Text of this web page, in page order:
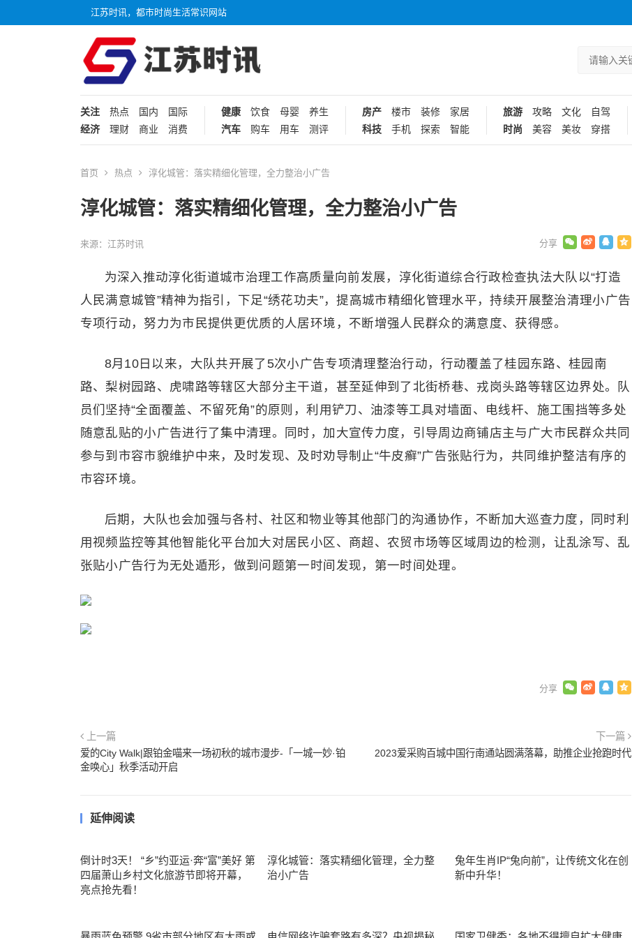
江苏时讯，都市时尚生活常识网站
关注 热点 国内
国际
经济
理财 商业 消费
健康 饮食 母婴
养生
汽车
购车 用车 测评
房产 楼市 装修
家居
科技
手机 探索 智能
旅游 攻略 文化
自驾
时尚
美容 美妆 穿搭
首页 热点 淳化城管：落实精细化管理，全力整治小广告
淳化城管：落实精细化管理，全力整治小广告
来源：江苏时讯
为深入推动淳化街道城市治理工作高质量向前发展，淳化街道综合行政检查执法大队以“打造
人民满意城管”精神为指引，下足“绣花功夫”，提高城市精细化管理水平，持续开展整治清理小广告
专项行动，努力为市民提供更优质的人居环境，不断增强人民群众的满意度、获得感。
8月10日以来，大队共开展了5次小广告专项清理整治行动，行动覆盖了桂园东路、桂园南
路、梨树园路、虎啸路等辖区大部分主干道，甚至延伸到了北街桥巷、戎岗头路等辖区边界处。队
员们坚持“全面覆盖、不留死角”的原则，利用铲刀、油漆等工具对墙面、电线杆、施工围挡等多处
随意乱贴的小广告进行了集中清理。同时，加大宣传力度，引导周边商铺店主与广大市民群众共同
参与到市容市貌维护中来，及时发现、及时劝导制止“牛皮癣”广告张贴行为，共同维护整洁有序的
市容环境。
后期，大队也会加强与各村、社区和物业等其他部门的沟通协作，不断加大巡查力度，同时利
用视频监控等其他智能化平台加大对居民小区、商超、农贸市场等区域周边的检测，让乱涂写、乱
张贴小广告行为无处遁形，做到问题第一时间发现，第一时间处理。
上一篇
爱的City Walk|跟铂金喵来一场初秋的城市漫步-「一城一妙·铂
金唤心」秋季活动开启
下一篇
2023爱采购百城中国行南通站圆满落幕，助推企业抢跑时代
延伸阅读
倒计时3天！ “乡”约亚运·奔“富”美好 第
四届萧山乡村文化旅游节即将开幕，
亮点抢先看！
淳化城管：落实精细化管理，全力整
治小广告
兔年生肖IP“兔向前”，让传统文化在创
新中升华！